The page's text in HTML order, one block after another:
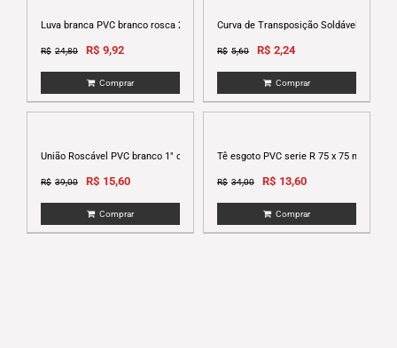
Luva branca PVC branco rosca 2 1/2″
R$ 24,80
Original
price
was:
R$24,80.
R$ 9,92Current
price
is:
R$9,92.
Comprar
Curva de Transposição Soldável 25 mm
R$ 5,60
Original
price
was:
R$5,60.
R$ 2,24Current
price
is:
R$2,24.
Comprar
União Roscável PVC branco 1″ ou 32mm
R$ 39,00
Original
price
was:
R$39,00.
R$ 15,60Current
price
is:
R$15,60.
Comprar
Tê esgoto PVC serie R 75 x 75 mm Tigre
R$ 34,00
Original
price
was:
R$34,00.
R$ 13,60Current
price
is:
R$13,60.
Comprar